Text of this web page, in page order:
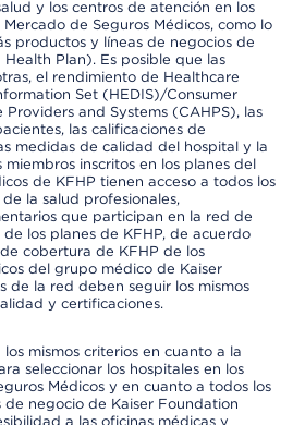
y los centros de atención en los
de Seguros Médicos, como lo
productos y líneas de negocios de
Plan). Es posible que las
el rendimiento de Healthcare
Set (HEDIS)/Consumer
Providers and Systems (CAHPS), las
las calificaciones de
medidas de calidad del hospital y la
inscritos en los planes del
de KFHP tienen acceso a todos los
la salud profesionales,
que participan en la red de
los planes de KFHP, de acuerdo
cobertura de KFHP de los
del grupo médico de Kaiser
de la red deben seguir los mismos
y certificaciones.
mismos criterios en cuanto a la
seleccionar los hospitales en los
Médicos y en cuanto a todos los
negocio de Kaiser Foundation
a las oficinas médicas y